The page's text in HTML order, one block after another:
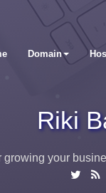
Domain
Riki
growing your